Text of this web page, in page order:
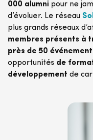
000 alumni pour ne
d’évoluer. Le réseau
plus grands réseaux
membres présents à
près de 50
opportunités de
développement de